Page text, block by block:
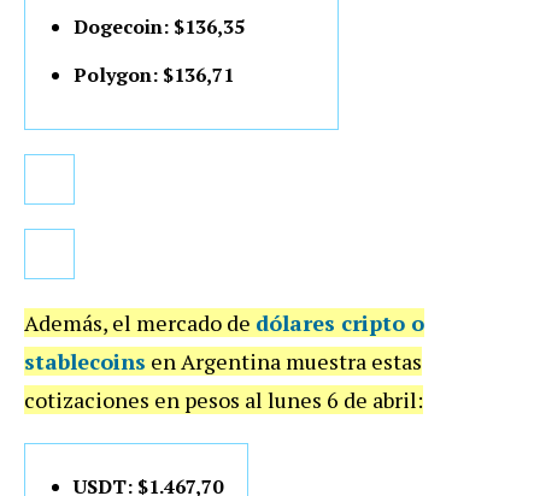
Dogecoin: $136,35
Polygon: $136,71
Además, el mercado de dólares cripto o
stablecoins en Argentina muestra estas
cotizaciones en pesos al lunes 6 de abril:
USDT: $1.467,70